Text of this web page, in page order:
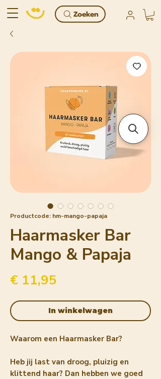
Zoeken
Productcode: hm-mango-papaja
Haarmasker Bar
Mango & Papaja
€ 11,95
In winkelwagen
Waarom een Haarmasker Bar?
Heb jij last van droog, pluizig en
klittend haar? Dan hebben we goed